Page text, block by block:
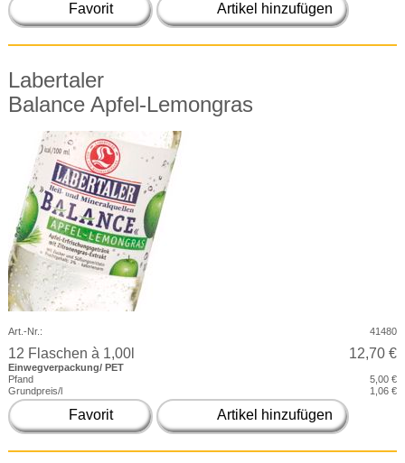
Favorit Artikel hinzufügen
Labertaler
Balance Apfel-Lemongras
Art.-Nr.: 41480
12 Flaschen à 1,00l 12,70 €
Einwegverpackung/ PET
Pfand
5,00 €
Grundpreis/l
1,06 €
Favorit Artikel hinzufügen